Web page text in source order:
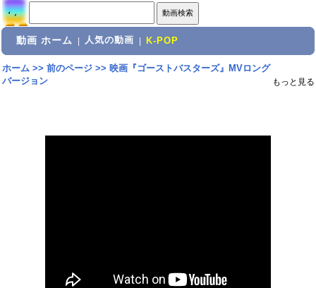
動画 ホーム 人気の動画 K-POP
ホーム>> 前のページ>> 映画『ゴーストバスターズ』MVロング
バージョン
もっと見る